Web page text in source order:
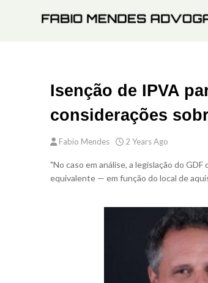
Isenção de IPVA
considerações
Fabio Mendes 2 Years Ago
"No caso em análise, a legislação do
equivalente — em função do local de